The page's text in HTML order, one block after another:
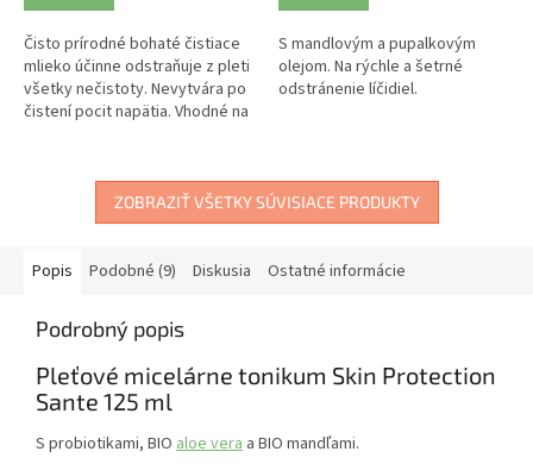
Čisto prírodné bohaté čistiace
mlieko účinne odstraňuje z pleti
všetky nečistoty. Nevytvára po
čistení pocit napätia. Vhodné na
S mandlovým a pupalkovým
olejom. Na rýchle a šetrné
odstránenie líčidiel.
ZOBRAZIŤ VŠETKY SÚVISIACE PRODUKTY
Popis Podobné (9) Diskusia Ostatné informácie
Podrobný popis
Pleťové micelárne tonikum Skin Protection
Sante 125 ml
S probiotikami, BIO aloe vera a BIO mandľami.